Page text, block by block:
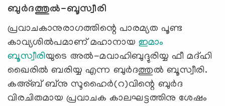
ബുര്‍ദത്തുല്‍-ബൂസ്വീരി
പ്രവാചകാനുരാഗത്തിന്റെ പാരമ്യത പൂണ്ട
കാവ്യശില്‍പമാണ് മഹാനായ ഇമാം
ബൂസ്വീരിയുടെ അല്‍-മവാഹിബുദ്ദുരിയ്യ ഫീ മദ്ഹി
ഖൈരില്‍ ബരിയ്യ എന്ന ബുര്‍ദത്തുല്‍ ബൂസ്വീരി.
കഅ്ബ് ബ്‌നു സൂഹൈര്‍(റ)വിന്റെ ബുര്‍ദ
വിരചിതമായ പ്രവാചക കാലഘട്ടത്തിനു ശേഷം